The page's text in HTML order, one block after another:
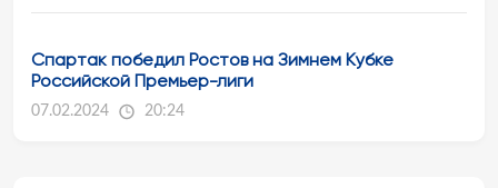
Спартак победил Ростов на Зимнем Кубке
Российской Премьер-лиги
07.02.2024 20:24